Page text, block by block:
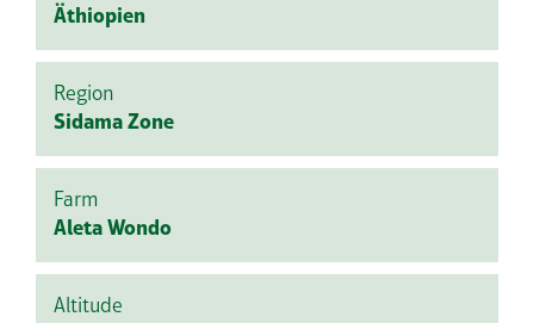
Äthiopien
Region
Sidama Zone
Farm
Aleta Wondo
Altitude